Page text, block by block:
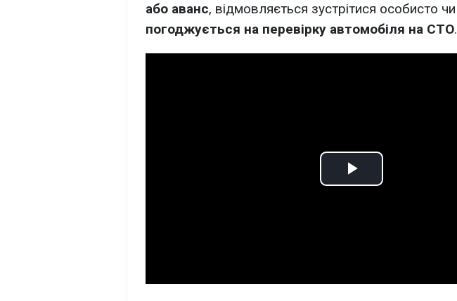
або аванс, відмовляється зустрітися особисто чи
погоджується на перевірку автомобіля на СТО.
Play